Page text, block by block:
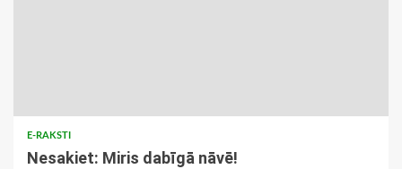
E-RAKSTI
Nesakiet: Miris dabīgā nāvē!